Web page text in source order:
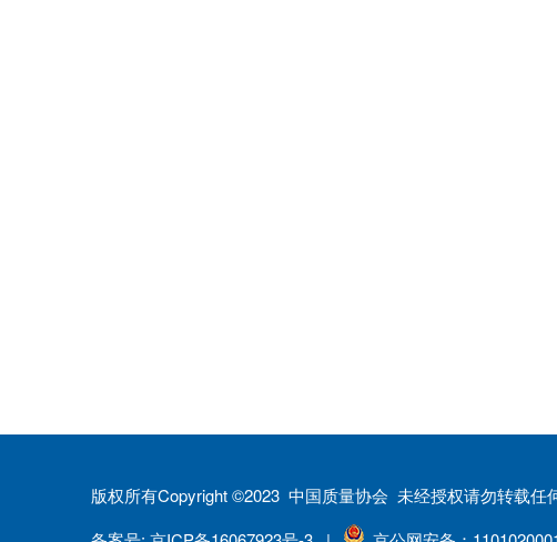
版权所有Copyright ©2023 中国质量协会 未经授权请勿转载任